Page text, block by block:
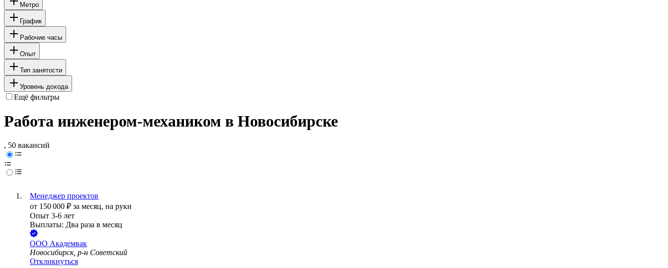
Метро
График
Рабочие часы
Опыт
Тип занятости
Уровень дохода
Ещё фильтры
Работа инженером-механиком в Новосибирске
, 50 вакансий
Менеджер проектов
от 150 000 ₽ за месяц, на руки
Опыт 3-6 лет
Выплаты: Два раза в месяц
ООО Академвак
Новосибирск, р-н Советский
Откликнуться